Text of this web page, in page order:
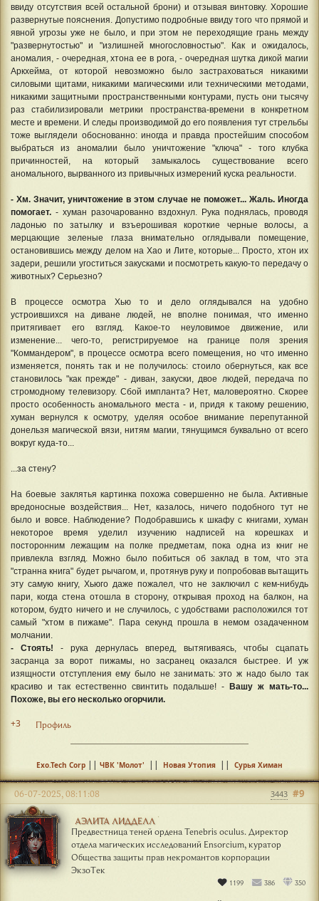
ввиду отсутствия всей остальной брони) и отзывая винтовку. Хорошие
развернутые пояснения. Допустимо подробные ввиду того что прямой и
явной угрозы уже не было, и при этом не переходящие грань между
"развернутостью" и "излишней многословностью". Как и ожидалось,
аномалия, - очередная, хтона ее в рога, - очередная шутка дикой магии
Аркхейма, от которой невозможно было застраховаться никакими
силовыми щитами, никакими магическими или техническими методами,
никакими защитными пространственными контурами, пусть они тысячу
раз стабилизировали метрики пространства-времени в конкретном
месте и времени. И следы производимой до его появления тут стрельбы
тоже выглядели обоснованно: иногда и правда простейшим способом
выбраться из аномалии было уничтожение "ключа" - того клубка
причинностей, на который замыкалось существование всего
аномального, вырванного из привычных измерений куска реальности.
- Хм. Значит, уничтожение в этом случае не поможет... Жаль. Иногда
помогает. - хуман разочарованно вздохнул. Рука поднялась, проводя
ладонью по затылку и взъерошивая короткие черные волосы, а
мерцающие зеленые глаза внимательно оглядывали помещение,
остановившись между делом на Хао и Лите, которые... Просто, хтон их
задери, решили угоститься закусками и посмотреть какую-то передачу о
животных? Серьезно?
В процессе осмотра Хью то и дело оглядывался на удобно
устроившихся на диване людей, не вполне понимая, что именно
притягивает его взгляд. Какое-то неуловимое движение, или
изменение... чего-то, регистрируемое на границе поля зрения
"Коммандером", в процессе осмотра всего помещения, но что именно
изменяется, понять так и не получилось: стоило обернуться, как все
становилось "как прежде" - диван, закуски, двое людей, передача по
стромодному телевизору. Сбой импланта? Нет, маловероятно. Скорее
просто особенность аномального места - и, придя к такому решению,
хуман вернулся к осмотру, уделяя особое внимание перепутанной
донельзя магической вязи, нитям магии, тянущимся буквально от всего
вокруг куда-то...
...за стену?
На боевые заклятья картинка похожа совершенно не была. Активные
вредоносные воздействия... Нет, казалось, ничего подобного тут не
было и вовсе. Наблюдение? Подобравшись к шкафу с книгами, хуман
некоторое время уделил изучению надписей на корешках и
посторонним лежащим на полке предметам, пока одна из книг не
привлекла взгляд. Можно было побиться об заклад в том, что эта
"странна книга" будет рычагом, и, протянув руку и попробовав вытащить
эту самую книгу, Хьюго даже пожалел, что не заключил с кем-нибудь
пари, когда стена отошла в сторону, открывая проход на балкон, на
котором, будто ничего и не случилось, с удобствами расположился тот
самый "хтом в пижаме". Пара секунд прошла в немом озадаченном
молчании.
- Стоять! - рука дернулась вперед, вытягиваясь, чтобы сцапать
засранца за ворот пижамы, но засранец оказался быстрее. И уж
изящности отступления ему было не занимать: это ж надо было так
красиво и так естественно свинтить подальше! - Вашу ж мать-то...
Похоже, вы его несколько огорчили.
+3 Профиль
Exo.Tech Corp || ЧВК 'Молот' || Новая Утопия || Сурья Химан
АЭЛИТА ЛИДДЕЛЛ
Предвестница теней ордена Tenebris oculus. Директор
отдела магических исследований Ensorcium, куратор
Общества защиты прав некромантов корпорации
ЭкзоТек
1199 386 350
#9
06-07-2025, 08:11:08 3443